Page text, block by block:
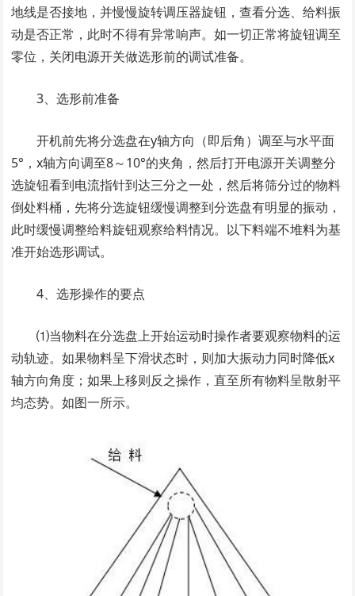
地线是否接地，并慢慢旋转调压器旋钮，查看分选、给料振
动是否正常，此时不得有异常响声。如一切正常将旋钮调至
零位，关闭电源开关做选形前的调试准备。
3、选形前准备
开机前先将分选盘在y轴方向（即后角）调至与水平面
5°，x轴方向调至8～10°的夹角，然后打开电源开关调整分
选旋钮看到电流指针到达三分之一处，然后将筛分过的物料
倒处料桶，先将分选旋钮缓慢调整到分选盘有明显的振动，
此时缓慢调整给料旋钮观察给料情况。以下料端不堆料为基
准开始选形调试。
4、选形操作的要点
⑴当物料在分选盘上开始运动时操作者要观察物料的运
动轨迹。如果物料呈下滑状态时，则加大振动力同时降低x
轴方向角度；如果上移则反之操作，直至所有物料呈散射平
均态势。如图一所示。